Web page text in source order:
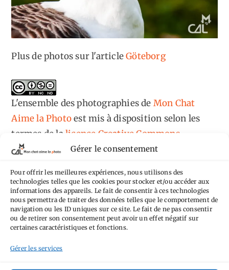
Gérer le consentement
Pour offrir les meilleures expériences, nous utilisons des
technologies telles que les cookies pour stocker et/ou accéder aux
informations des appareils. Le fait de consentir à ces technologies
nous permettra de traiter des données telles que le comportement de
navigation ou les ID uniques sur ce site. Le fait de ne pas consentir
ou de retirer son consentement peut avoir un effet négatif sur
certaines caractéristiques et fonctions.
Gérer les services
Plus de photos sur l'articleGöteborg
L'ensemble des photographiesde Mon Chat
Aime la Photoest mis à disposition selon les
termes de lalicence Creative Commons
Attribution - Pas d'Utilisation Commerciale -
Fondé(e) sur une œuvre dehttps://mcalp.fr.
Tags